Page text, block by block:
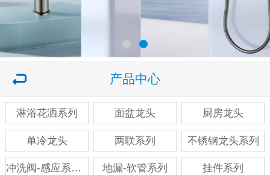
产品中心
淋浴花洒系列 面盆龙头 厨房龙头
单冷龙头 两联系列 不锈钢龙头系列
冲洗阀-感应系列系列 地漏-软管系列 挂件系列